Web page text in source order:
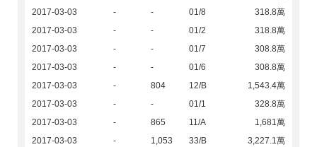
2017-03-03
- - 01/8
318.8萬
2017-03-03
- - 01/2
318.8萬
2017-03-03
- - 01/7
308.8萬
2017-03-03
- - 01/6
308.8萬
2017-03-03
- 804 12/B
1,543.4萬
2017-03-03
- - 01/1
328.8萬
2017-03-03
- 865 11/A
1,681萬
2017-03-03
- 1,053 33/B
3,227.1萬